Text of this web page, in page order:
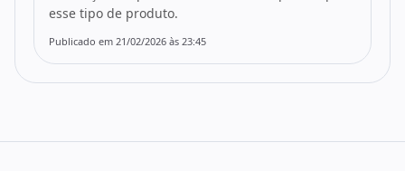
esse tipo de produto.
Publicado em 21/02/2026 às 23:45